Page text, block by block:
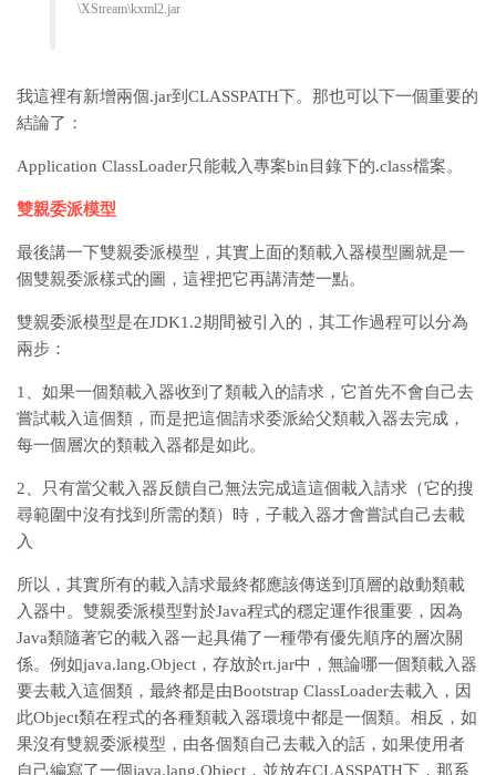
\XStream\kxml2.jar
我這裡有新增兩個.jar到CLASSPATH下。那也可以下一個重要的
結論了：
Application ClassLoader只能載入專案bin目錄下的.class檔案。
雙親委派模型
最後講一下雙親委派模型，其實上面的類載入器模型圖就是一
個雙親委派樣式的圖，這裡把它再講清楚一點。
雙親委派模型是在JDK1.2期間被引入的，其工作過程可以分為
兩步：
1、如果一個類載入器收到了類載入的請求，它首先不會自己去
嘗試載入這個類，而是把這個請求委派給父類載入器去完成，
每一個層次的類載入器都是如此。
2、只有當父載入器反饋自己無法完成這這個載入請求（它的搜
尋範圍中沒有找到所需的類）時，子載入器才會嘗試自己去載
入
所以，其實所有的載入請求最終都應該傳送到頂層的啟動類載
入器中。雙親委派模型對於Java程式的穩定運作很重要，因為
Java類隨著它的載入器一起具備了一種帶有優先順序的層次關
係。例如java.lang.Object，存放於rt.jar中，無論哪一個類載入器
要去載入這個類，最終都是由Bootstrap ClassLoader去載入，因
此Object類在程式的各種類載入器環境中都是一個類。相反，如
果沒有雙親委派模型，由各個類自己去載入的話，如果使用者
自己編寫了一個java.lang.Object，並放在CLASSPATH下，那系